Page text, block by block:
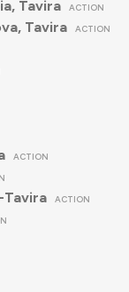
Tavira ACTION
Tavira ACTION
ACTION
Tavira ACTION